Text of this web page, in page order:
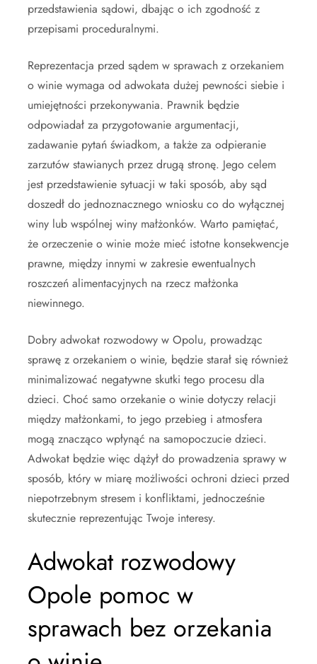
przedstawienia sądowi, dbając o ich zgodność z
przepisami proceduralnymi.
Reprezentacja przed sądem w sprawach z orzekaniem
o winie wymaga od adwokata dużej pewności siebie i
umiejętności przekonywania. Prawnik będzie
odpowiadał za przygotowanie argumentacji,
zadawanie pytań świadkom, a także za odpieranie
zarzutów stawianych przez drugą stronę. Jego celem
jest przedstawienie sytuacji w taki sposób, aby sąd
doszedł do jednoznacznego wniosku co do wyłącznej
winy lub wspólnej winy małżonków. Warto pamiętać,
że orzeczenie o winie może mieć istotne konsekwencje
prawne, między innymi w zakresie ewentualnych
roszczeń alimentacyjnych na rzecz małżonka
niewinnego.
Dobry adwokat rozwodowy w Opolu, prowadząc
sprawę z orzekaniem o winie, będzie starał się również
minimalizować negatywne skutki tego procesu dla
dzieci. Choć samo orzekanie o winie dotyczy relacji
między małżonkami, to jego przebieg i atmosfera
mogą znacząco wpłynąć na samopoczucie dzieci.
Adwokat będzie więc dążył do prowadzenia sprawy w
sposób, który w miarę możliwości ochroni dzieci przed
niepotrzebnym stresem i konfliktami, jednocześnie
skutecznie reprezentując Twoje interesy.
Adwokat rozwodowy
Opole pomoc w
sprawach bez orzekania